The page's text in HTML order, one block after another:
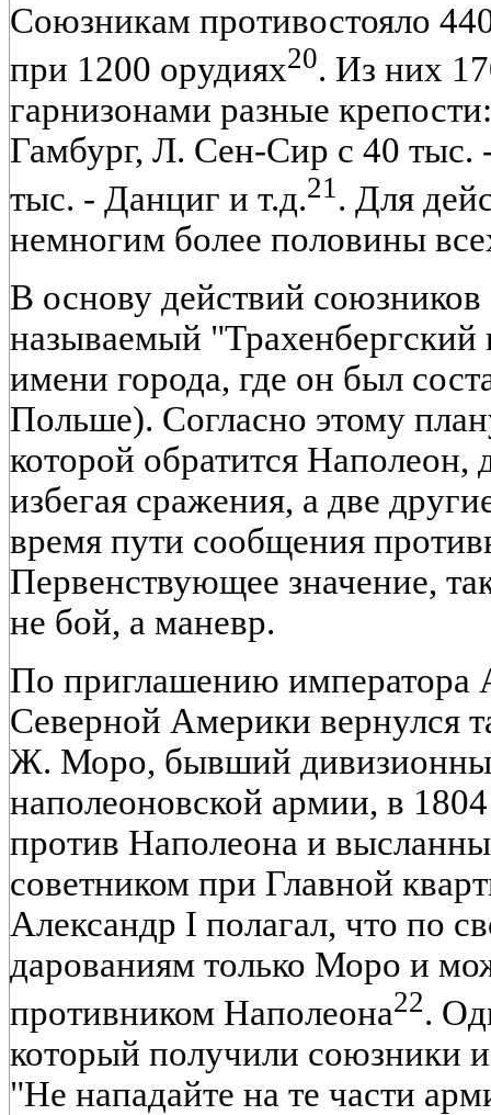
Союзникам противостояло
при 1200 орудиях20. Из них
гарнизонами разные
Гамбург, Л. Сен-Сир с 40
тыс. - Данциг и т.д.21 . Для
немногим более половины
В основу действий
называемый
имени города, где он был
Польше). Согласно этому
которой обратится Наполеон,
избегая сражения, а две
время пути сообщения
Первенствующее значение,
не бой, а маневр.
По приглашению императора
Северной Америки вернулся
Ж. Моро, бывший
наполеоновской армии, в
против Наполеона и
советником при Главной
Александр I полагал, что по
дарованиям только Моро и
противником Наполеона22.
который получили союзники
"Не нападайте на те части